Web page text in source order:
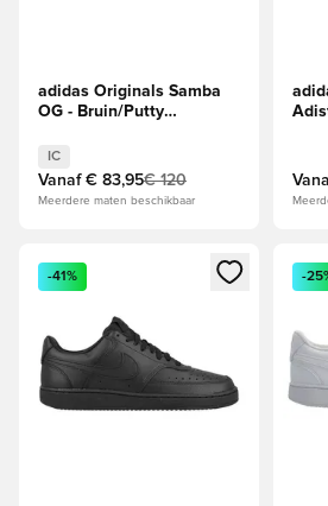
adidas Originals Samba
OG - Bruin/Putty
IC
Vanaf € 83,95€ 120
Meerdere maten beschikbaar
Opent een venster om in te
-41% -